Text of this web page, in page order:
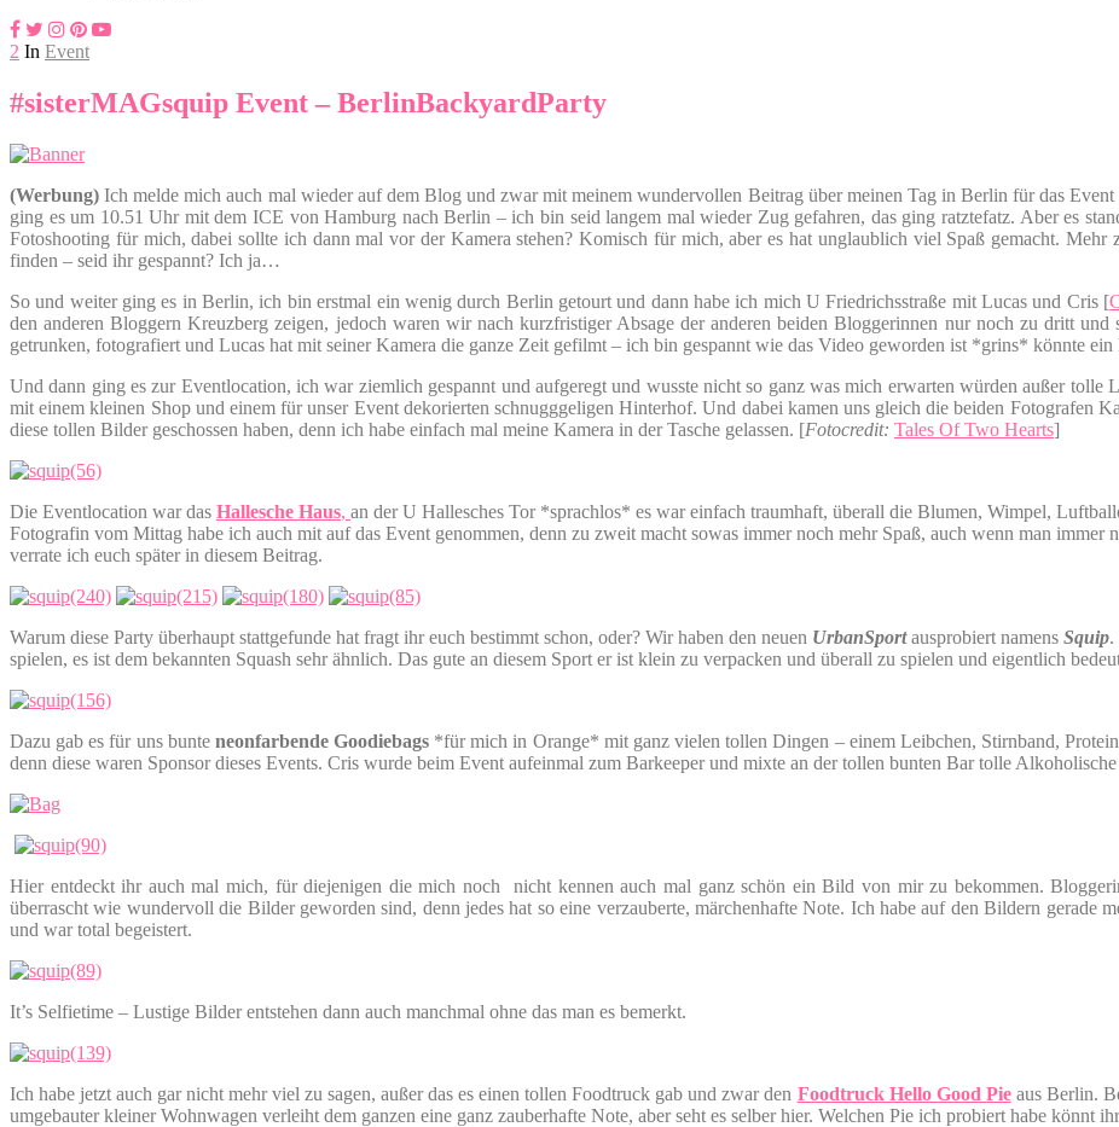
2 In Event
#sisterMAGsquip Event – BerlinBackyardParty
(Werbung) Ich melde mich auch mal wieder auf dem Blog und zwar mit meinem wundervollen Beitrag über meinen Tag in Berlin für das Event
ging es um 10.51 Uhr mit dem ICE von Hamburg nach Berlin – ich bin seid langem mal wieder Zug gefahren, das ging ratztefatz. Aber es
Fotoshooting für mich, dabei sollte ich dann mal vor der Kamera stehen? Komisch für mich, aber es hat unglaublich viel Spaß gemacht.
finden – seid ihr gespannt? Ich ja…
So und weiter ging es in Berlin, ich bin erstmal ein wenig durch Berlin getourt und dann habe ich mich U Friedrichsstraße mit Lucas und Cris [
den anderen Bloggern Kreuzberg zeigen, jedoch waren wir nach kurzfristiger Absage der anderen beiden Bloggerinnen nur noch zu dritt und
getrunken, fotografiert und Lucas hat mit seiner Kamera die ganze Zeit gefilmt – ich bin gespannt wie das Video geworden ist *grins* könnte
Und dann ging es zur Eventlocation, ich war ziemlich gespannt und aufgeregt und wusste nicht so ganz was mich erwarten würden außer tolle
mit einem kleinen Shop und einem für unser Event dekorierten schnugggeligen Hinterhof. Und dabei kamen uns gleich die beiden Fotografen
diese tollen Bilder geschossen haben, denn ich habe einfach mal meine Kamera in der Tasche gelassen. [Fotocredit: Tales Of Two Hearts]
Die Eventlocation war das Hallesche Haus, an der U Hallesches Tor *sprachlos* es war einfach traumhaft, überall die Blumen, Wimpel,
Fotografin vom Mittag habe ich auch mit auf das Event genommen, denn zu zweit macht sowas immer noch mehr Spaß, auch wenn man immer
verrate ich euch später in diesem Beitrag.
Warum diese Party überhaupt stattgefunde hat fragt ihr euch bestimmt schon, oder? Wir haben den neuen UrbanSportausprobiert namens Squip.
spielen, es ist dem bekannten Squash sehr ähnlich. Das gute an diesem Sport er ist klein zu verpacken und überall zu spielen und eigentlich
Dazu gab es für uns bunte neonfarbende Goodiebags *für mich in Orange* mit ganz vielen tollen Dingen – einem Leibchen, Stirnband,
denn diese waren Sponsor dieses Events. Cris wurde beim Event aufeinmal zum Barkeeper und mixte an der tollen bunten Bar tolle
Hier entdeckt ihr auch mal mich, für diejenigen die mich noch nicht kennen auch mal ganz schön ein Bild von mir zu bekommen.
überrascht wie wundervoll die Bilder geworden sind, denn jedes hat so eine verzauberte, märchenhafte Note. Ich habe auf den Bildern gerade
und war total begeistert.
It’s Selfietime – Lustige Bilder entstehen dann auch manchmal ohne das man es bemerkt.
Ich habe jetzt auch gar nicht mehr viel zu sagen, außer das es einen tollen Foodtruck gab und zwar den Foodtruck Hello Good Pieaus Berlin.
umgebauter kleiner Wohnwagen verleiht dem ganzen eine ganz zauberhafte Note, aber seht es selber hier. Welchen Pie ich probiert habe könnt